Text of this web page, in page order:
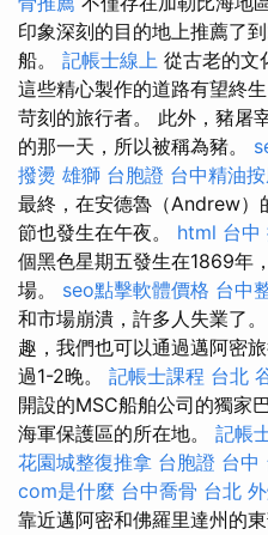
印象深刻的目的地上推薦了
船。 記帳士線上 從古老的文
這些精心製作的道路有望終
苛刻的旅行者。 此外，豬屠
的那一天，所以被稱為豬。
撥燙 雄獅 台胞證 台中精油
最終，在安德魯（Andrew）
節也發生在午夜。 html 台中
個黑色星期五發生在1869年
場。 seo點擊軟體價格 台中
和市場崩潰，許多人失業了
趣，我們也可以通過邁阿密
過1-2晚。 記帳士課程 台北
開設的MSC船舶公司的獨家
海軍保護區的所在地。 記帳
花園城整復推拿 台胞證 台中
com是什麼 台中喬骨 台北
靠近邁阿密和佛羅里達州的